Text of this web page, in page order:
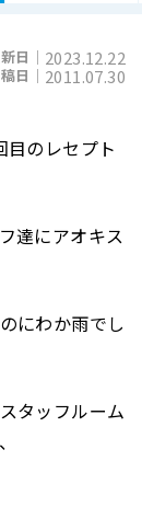
日｜ 2011.07.30
日｜ 2023.12.22
目のレセプト
達にアオキス
にわか雨でし
タッフルーム